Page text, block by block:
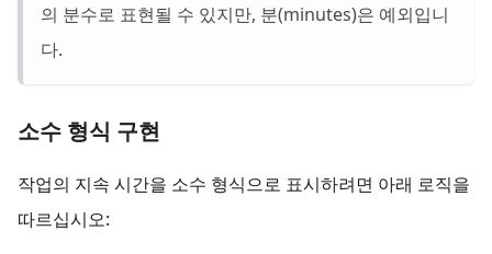
의 분수로 표현될 수 있지만, 분(minutes)은 예외입니
다.
소수 형식 구현
작업의 지속 시간을 소수 형식으로 표시하려면 아래 로직을
따르십시오: